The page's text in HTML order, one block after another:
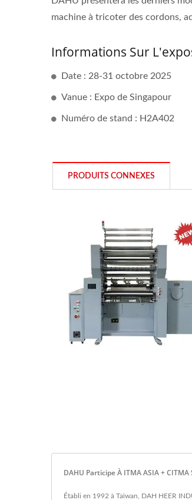
machine à tricoter des cordons,
Informations Sur
Date : 28-31 octobre 2025
Vanue : Expo de Singapour
Numéro de stand : H2A402
PRODUITS CONNEXES
Crochet Automatique De
DAHU Participe À ITMA ASIA +
Établi en 1992 à Taïwan, DAH HEER